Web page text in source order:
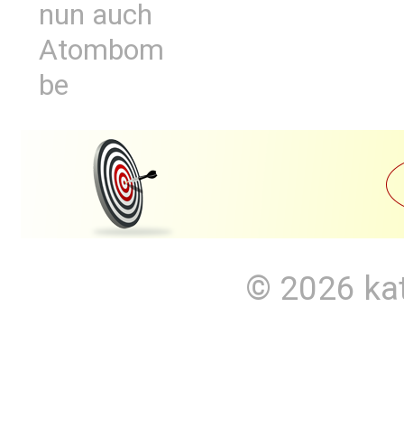
nun auch
Atombom
be
© 2026